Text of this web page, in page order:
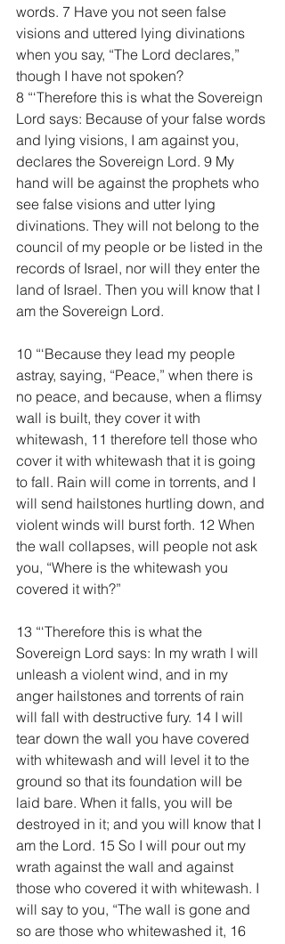
words. 7 Have you not seen false
visions and uttered lying divinations
when you say, “The Lord declares,”
though I have not spoken?
8 “‘Therefore this is what the Sovereign
Lord says: Because of your false words
and lying visions, I am against you,
declares the Sovereign Lord. 9 My
hand will be against the prophets who
see false visions and utter lying
divinations. They will not belong to the
council of my people or be listed in the
records of Israel, nor will they enter the
land of Israel. Then you will know that I
am the Sovereign Lord.
10 “‘Because they lead my people
astray, saying, “Peace,” when there is
no peace, and because, when a flimsy
wall is built, they cover it with
whitewash, 11 therefore tell those who
cover it with whitewash that it is going
to fall. Rain will come in torrents, and I
will send hailstones hurtling down, and
violent winds will burst forth. 12 When
the wall collapses, will people not ask
you, “Where is the whitewash you
covered it with?”
13 “‘Therefore this is what the
Sovereign Lord says: In my wrath I will
unleash a violent wind, and in my
anger hailstones and torrents of rain
will fall with destructive fury. 14 I will
tear down the wall you have covered
with whitewash and will level it to the
ground so that its foundation will be
laid bare. When it falls, you will be
destroyed in it; and you will know that I
am the Lord. 15 So I will pour out my
wrath against the wall and against
those who covered it with whitewash. I
will say to you, “The wall is gone and
so are those who whitewashed it, 16